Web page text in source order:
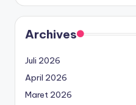
Archives
Juli 2026
April 2026
Maret 2026